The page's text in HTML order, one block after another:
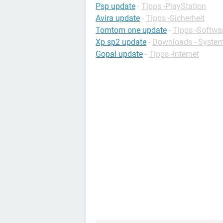
Psp update - Tipps -PlayStation
Avira update - Tipps -Sicherheit
Tomtom one update - Tipps -
Xp sp2 update - Downloads -
Gopal update - Tipps -Internet